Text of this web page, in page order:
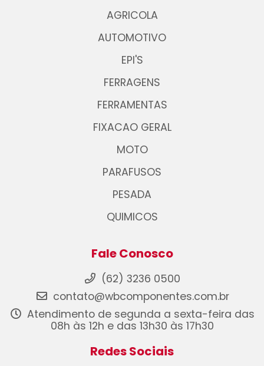
AGRICOLA
AUTOMOTIVO
EPI'S
FERRAGENS
FERRAMENTAS
FIXACAO GERAL
MOTO
PARAFUSOS
PESADA
QUIMICOS
Fale Conosco
(62) 3236 0500
contato@wbcomponentes.com.br
Atendimento de segunda a sexta-feira das
08h às 12h e das 13h30 às 17h30
Redes Sociais